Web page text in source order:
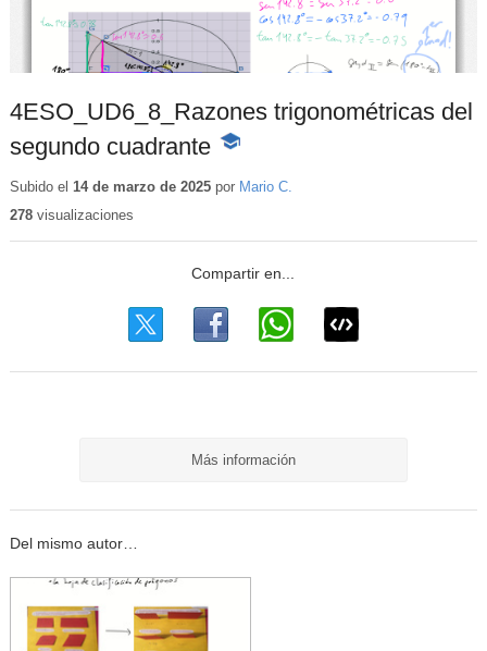
4ESO_UD6_8_Razones trigonométricas del
segundo cuadrante -
educativo
Subido el 14 de marzo de 2025por Mario C.
278visualizaciones
Más información
Del mismo autor…